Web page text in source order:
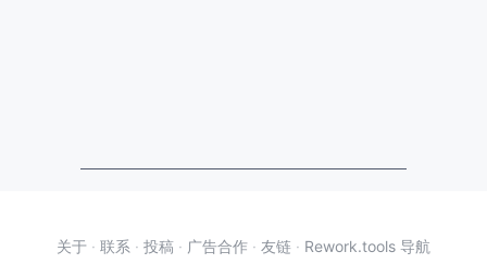
关于 · 联系 · 投稿 · 广告合作 · 友链 · Rework.tools 导航